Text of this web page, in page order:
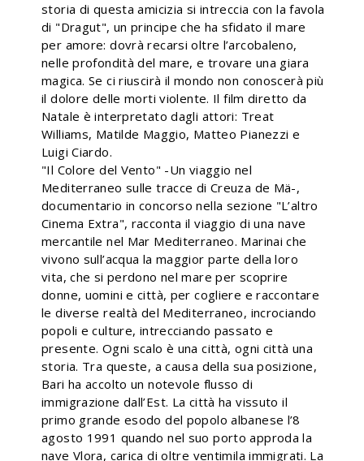
storia di questa amicizia si intreccia con la favola
di "Dragut", un principe che ha sfidato il mare
per amore: dovrà recarsi oltre l’arcobaleno,
nelle profondità del mare, e trovare una giara
magica. Se ci riuscirà il mondo non conoscerà più
il dolore delle morti violente. Il film diretto da
Natale è interpretato dagli attori: Treat
Williams, Matilde Maggio, Matteo Pianezzi e
Luigi Ciardo.
"Il Colore del Vento" -Un viaggio nel
Mediterraneo sulle tracce di Creuza de Mä-,
documentario in concorso nella sezione "L’altro
Cinema Extra", racconta il viaggio di una nave
mercantile nel Mar Mediterraneo. Marinai che
vivono sull’acqua la maggior parte della loro
vita, che si perdono nel mare per scoprire
donne, uomini e città, per cogliere e raccontare
le diverse realtà del Mediterraneo, incrociando
popoli e culture, intrecciando passato e
presente. Ogni scalo è una città, ogni città una
storia. Tra queste, a causa della sua posizione,
Bari ha accolto un notevole flusso di
immigrazione dall’Est. La città ha vissuto il
primo grande esodo del popolo albanese l’8
agosto 1991 quando nel suo porto approda la
nave Vlora, carica di oltre ventimila immigrati. La